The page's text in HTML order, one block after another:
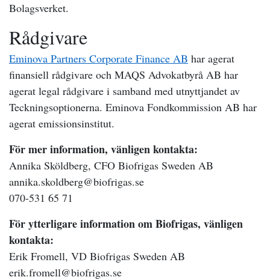
Bolagsverket.
Rådgivare
Eminova Partners Corporate Finance AB har agerat
finansiell rådgivare och MAQS Advokatbyrå AB har
agerat legal rådgivare i samband med utnyttjandet av
Teckningsoptionerna. Eminova Fondkommission AB har
agerat emissionsinstitut.
För mer information, vänligen kontakta:
Annika Sköldberg, CFO Biofrigas Sweden AB
annika.skoldberg@biofrigas.se
070-531 65 71
För ytterligare information om Biofrigas, vänligen
kontakta:
Erik Fromell, VD Biofrigas Sweden AB
erik.fromell@biofrigas.se